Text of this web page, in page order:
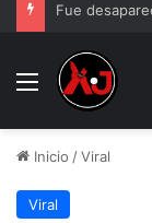
Menu
Inicio /Viral
Viral